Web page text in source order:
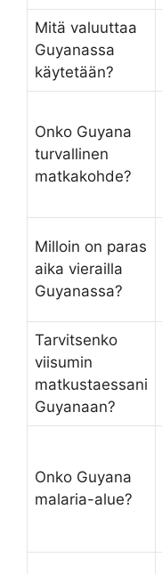
Mitä valuuttaa
Guyanassa
käytetään?
Onko Guyana
turvallinen
matkakohde?
Milloin on paras
aika vierailla
Guyanassa?
Tarvitsenko
viisumin
matkustaessani
Guyanaan?
Onko Guyana
malaria-alue?